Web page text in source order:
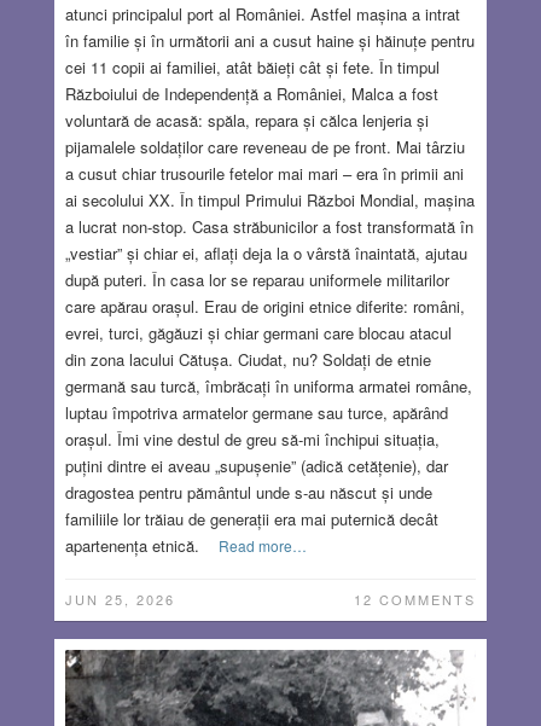
atunci principalul port al României. Astfel mașina a intrat
în familie și în următorii ani a cusut haine și hăinuțe pentru
cei 11 copii ai familiei, atât băieți cât și fete. În timpul
Războiului de Independență a României, Malca a fost
voluntară de acasă: spăla, repara și călca lenjeria și
pijamalele soldaților care reveneau de pe front. Mai târziu
a cusut chiar trusourile fetelor mai mari – era în primii ani
ai secolului XX. În timpul Primului Război Mondial, mașina
a lucrat non-stop. Casa străbunicilor a fost transformată în
„vestiar” și chiar ei, aflați deja la o vârstă înaintată, ajutau
după puteri. În casa lor se reparau uniformele militarilor
care apărau orașul. Erau de origini etnice diferite: români,
evrei, turci, găgăuzi și chiar germani care blocau atacul
din zona lacului Cătușa. Ciudat, nu? Soldați de etnie
germană sau turcă, îmbrăcați în uniforma armatei române,
luptau împotriva armatelor germane sau turce, apărând
orașul. Îmi vine destul de greu să-mi închipui situația,
puțini dintre ei aveau „supușenie” (adică cetățenie), dar
dragostea pentru pământul unde s-au născut și unde
familiile lor trăiau de generații era mai puternică decât
apartenența etnică.
Read more…
JUN 25, 2026 12 COMMENTS